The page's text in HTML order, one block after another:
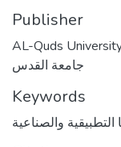
Publisher
AL-Quds
جامعة القدس
Keywords